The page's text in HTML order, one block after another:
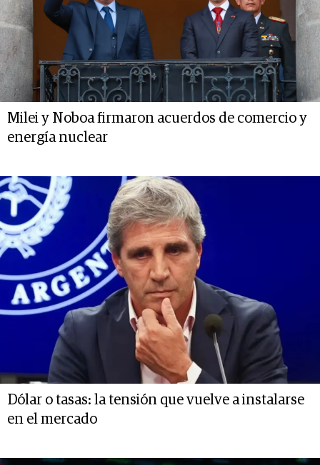
Milei y Noboa firmaron acuerdos de comercio y
energía nuclear
Dólar o tasas: la tensión que vuelve a instalarse
en el mercado